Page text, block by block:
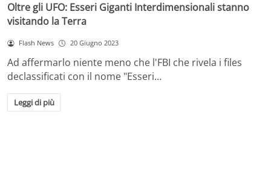
Oltre gli UFO: Esseri Giganti Interdimensionali stanno
visitando la Terra
Flash News 20 Giugno 2023
Ad affermarlo niente meno che l'FBI che rivela i files
declassificati con il nome "Esseri…
Leggi di più